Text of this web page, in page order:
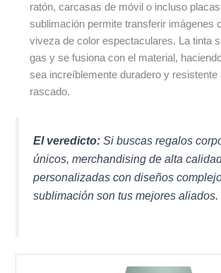
ratón, carcasas de móvil o incluso
sublimación permite transferir imágenes
viveza de color espectaculares. La tinta
gas y se fusiona con el material,
sea increíblemente duradero y resistente
rascado.
El veredicto: Si buscas regalos
únicos, merchandising de alta
personalizadas con diseños
sublimación son tus mejores aliados.